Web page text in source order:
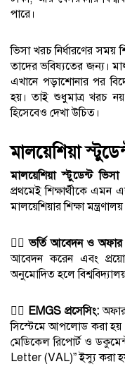
পারে।
ভিসা খরচ নির্ধারণের সময়
তাদের ভবিষ্যতের জন্য।
এখানে পড়াশোনার পর
হয়। তাই শুধুমাত্র খরচ নয়,
হিসেবেও দেখা উচিত।
মালয়েশিয়া
মালয়েশিয়া স্টুডেন্ট ভিসা
প্রথমেই শিক্ষার্থীকে এমন
মালয়েশিয়ার শিক্ষা
১️⃣ভর্তি আবেদন ও অফার
আবেদন করেন এবং
অনুমোদিত হলে
২️⃣ EMGS প্রসেসিং:
সিস্টেমে আপলোড করা হয়
মেডিকেল রিপোর্ট ও
Letter (VAL)” ইস্যু করা